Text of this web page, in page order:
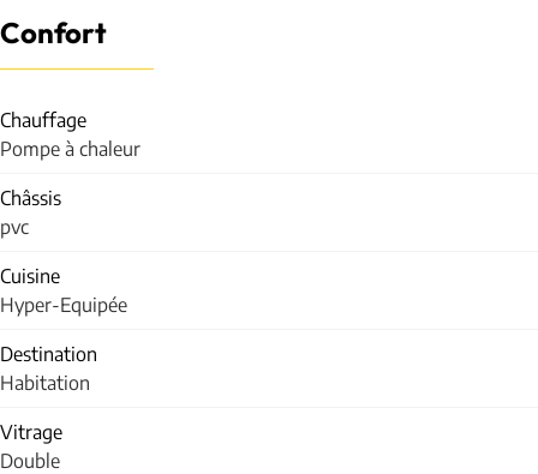
Confort
Chauffage
Pompe à chaleur
Châssis
pvc
Cuisine
Hyper-Equipée
Destination
Habitation
Vitrage
Double